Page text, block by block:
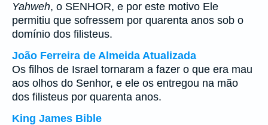
Yahweh, o SENHOR, e por este motivo Ele
permitiu que sofressem por quarenta anos sob o
domínio dos filisteus.
João Ferreira de Almeida Atualizada
Os filhos de Israel tornaram a fazer o que era mau
aos olhos do Senhor, e ele os entregou na mão
dos filisteus por quarenta anos.
King James Bible